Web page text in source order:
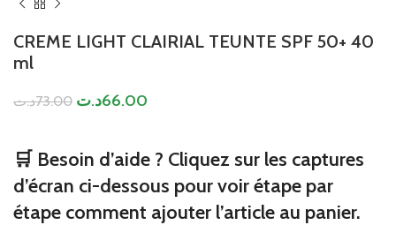
CREME LIGHT CLAIRIAL TEUNTE SPF 50+ 40
ml
73.00د.ت 66.00د.ت
🛒 Besoin d’aide ? Cliquez sur les captures
d’écran ci-dessous pour voir étape par
étape comment ajouter l’article au panier.